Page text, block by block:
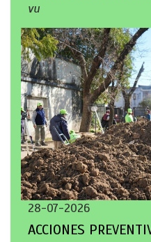
vu
28-07-2026
ACCIONES